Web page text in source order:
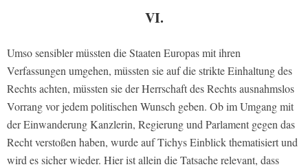
VI.
Umso sensibler müssten die Staaten Europas mit ihren
Verfassungen umgehen, müssten sie auf die strikte Einhaltung des
Rechts achten, müssten sie der Herrschaft des Rechts ausnahmslos
Vorrang vor jedem politischen Wunsch geben. Ob im Umgang mit
der Einwanderung Kanzlerin, Regierung und Parlament gegen das
Recht verstoßen haben, wurde auf Tichys Einblick thematisiert und
wird es sicher wieder. Hier ist allein die Tatsache relevant, dass